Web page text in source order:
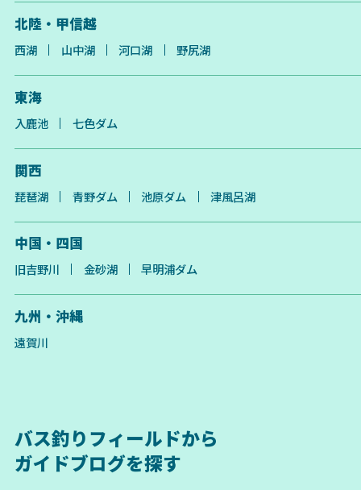
北陸・甲信越
西湖 山中湖 河口湖 野尻湖
東海
入鹿池 七色ダム
関西
琵琶湖 青野ダム 池原ダム 津風呂湖
中国・四国
旧吉野川 金砂湖 早明浦ダム
九州・沖縄
遠賀川
バス釣りフィールドから
ガイドブログを探す